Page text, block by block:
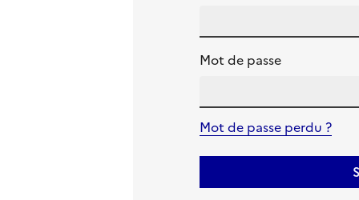
Mot de passe
Mot de passe perdu ?